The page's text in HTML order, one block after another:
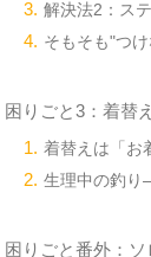
解決法2：ス
そもそも"つ
困りごと3：着替
着替えは「お
生理中の釣
困りごと番外：